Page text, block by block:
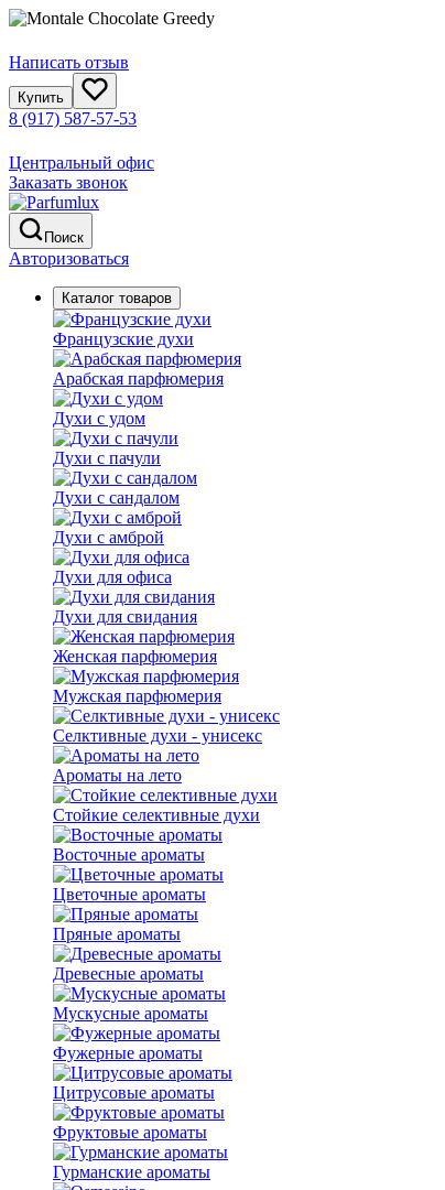
Написать отзыв
Купить
8 (917) 587-57-53
Центральный офис
Заказать звонок
Поиск
Авторизоваться
Каталог товаров
Французские духи
Арабская парфюмерия
Духи с удом
Духи с пачули
Духи с сандалом
Духи с амброй
Духи для офиса
Духи для свидания
Женская парфюмерия
Мужская парфюмерия
Селктивные духи - унисекс
Ароматы на лето
Стойкие селективные духи
Восточные ароматы
Цветочные ароматы
Пряные ароматы
Древесные ароматы
Мускусные ароматы
Фужерные ароматы
Цитрусовые ароматы
Фруктовые ароматы
Гурманские ароматы